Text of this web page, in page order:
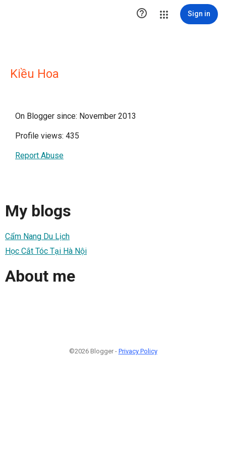
 Sign in
Kiều Hoa
On Blogger since: November 2013
Profile views: 435
Report Abuse
My blogs
Cẩm Nang Du Lịch
Học Cắt Tóc Tại Hà Nội
About me
©2026 Blogger - Privacy Policy